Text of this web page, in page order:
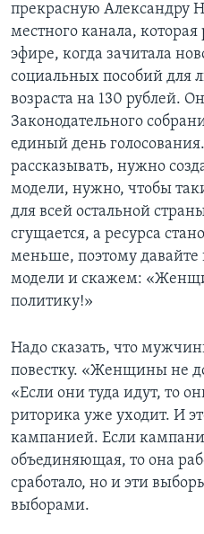
прекрасную Александру
местного канала,
эфире, когда зачитала
социальных пособий для
возраста на 130 рублей.
Законодательного
единый день
рассказывать, нужно
модели, нужно, чтобы
для всей остальной
сгущается, а ресурса
меньше, поэтому
модели и скажем:
политику!»
Надо сказать, что
повестку. «Женщины не
«Если они туда идут, то
риторика уже уходит. И
кампанией. Если
объединяющая, то она
сработало, но и эти
выборами.